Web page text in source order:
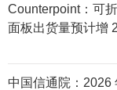
Counterpoint：可
面板出货量预计增
中国信通院：2026